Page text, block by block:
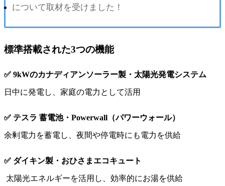
について取材を受けました！
標準搭載された3つの機能
✅ 9kWのカナディアンソーラー製・太陽光発電システム
日中に発電し、家庭の電力として活用
✅ テスラ 蓄電池・Powerwall（パワーウォール）
余剰電力を蓄電し、夜間や停電時にも電力を供給
✅ ダイキン製・おひさまエコキュート
太陽光エネルギーを活用し、効率的にお湯を供給